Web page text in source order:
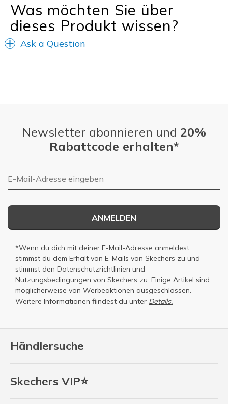
Was möchten Sie über
dieses Produkt wissen?
Ask a Question
Händlersuche
Skechers VIP⭐
Newsletter abonnieren und 20%
Rabattcode erhalten*
E-Mail-Adresse
ANMELDEN
*Wenn du dich mit deiner E-Mail-Adresse anmeldest,
stimmst du dem Erhalt von E-Mails von Skechers zu und
stimmst den Datenschutzrichtlinien und
Nutzungsbedingungen von Skechers zu. Einige Artikel sind
möglicherweise von Werbeaktionen ausgeschlossen.
Weitere Informationen fiindest du unter Details.